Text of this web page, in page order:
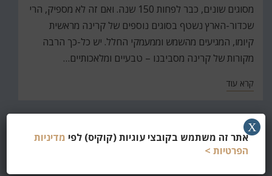
מסוגים שונים, כבר לפחות 150 שנה. ואם זה לא מספיק, הרי
שכדור-הארץ נשטף בסוגים נוספים של קרינה מראשית
קיומו, המגיעים מהשמש וממעמקי החלל. יש כל-כך הרבה
מקורות של קרינה מסביבנו – טבעיים ומלאכותיים…
קרא עוד
חפש
את
אתר זה משתמש בקובצי עוגיות (קוקיס) לפי מדיניות
הפרטיות >
X